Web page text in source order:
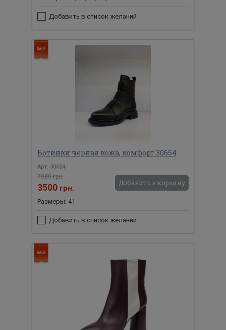
Добавить в список желаний
Ботинки черная кожа, комфорт 30654
Арт: 30654
7080 грн.
3500 грн.
Добавить в корзину
Размеры: 41
Добавить в список желаний